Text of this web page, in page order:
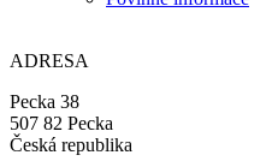
ADRESA
Pecka 38
507 82 Pecka
Česká republika